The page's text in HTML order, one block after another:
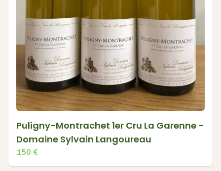
Puligny-Montrachet 1er Cru La Garenne -
Domaine Sylvain Langoureau
150 €